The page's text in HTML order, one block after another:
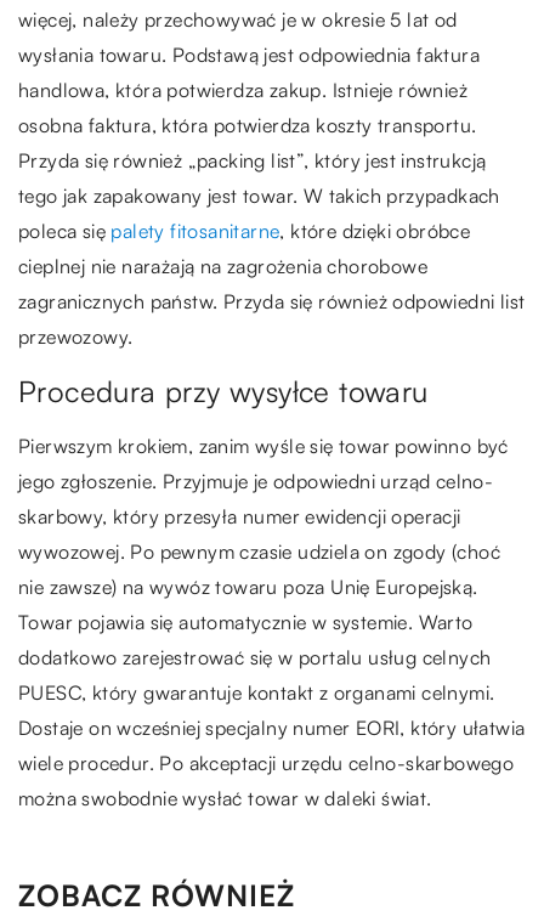
więcej, należy przechowywać je w okresie 5 lat od
wysłania towaru. Podstawą jest odpowiednia faktura
handlowa, która potwierdza zakup. Istnieje również
osobna faktura, która potwierdza koszty transportu.
Przyda się również „packing list”, który jest instrukcją
tego jak zapakowany jest towar. W takich przypadkach
poleca się palety fitosanitarne, które dzięki obróbce
cieplnej nie narażają na zagrożenia chorobowe
zagranicznych państw. Przyda się również odpowiedni list
przewozowy.
Procedura przy wysyłce towaru
Pierwszym krokiem, zanim wyśle się towar powinno być
jego zgłoszenie. Przyjmuje je odpowiedni urząd celno-
skarbowy, który przesyła numer ewidencji operacji
wywozowej. Po pewnym czasie udziela on zgody (choć
nie zawsze) na wywóz towaru poza Unię Europejską.
Towar pojawia się automatycznie w systemie. Warto
dodatkowo zarejestrować się w portalu usług celnych
PUESC, który gwarantuje kontakt z organami celnymi.
Dostaje on wcześniej specjalny numer EORI, który ułatwia
wiele procedur. Po akceptacji urzędu celno-skarbowego
można swobodnie wysłać towar w daleki świat.
ZOBACZ RÓWNIEŻ